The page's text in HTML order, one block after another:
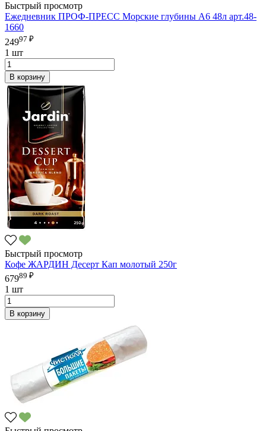
Быстрый просмотр
Ежедневник ПРОФ-ПРЕСС Морские глубины А6 48л арт.48-
1660
24997 ₽
1 шт
В корзину
Быстрый просмотр
Кофе ЖАРДИН Десерт Кап молотый 250г
67989 ₽
1 шт
В корзину